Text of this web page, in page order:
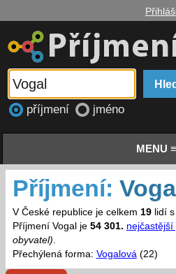
příjmení jméno
MENU ≡
Příjmení:
V České republice je celkem 19lidí s
Příjmení Vogal je 54 301.
obyvatel).
Přechýlená forma: Vogalová(22)